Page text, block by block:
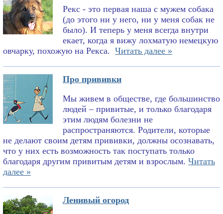
Рекс - это первая наша с мужем собака
(до этого ни у него, ни у меня собак не
было). И теперь у меня всегда внутри
екает, когда я вижу лохматую немецкую
овчарку, похожую на Рекса. Читать далее »
Про прививки
Мы живем в обществе, где большинство
людей – привитые, и только благодаря
этим людям болезни не
распространяются. Родители, которые
не делают своим детям прививки, должны осознавать,
что у них есть возможность так поступать только
благодаря другим привитым детям и взрослым. Читать
далее »
Ленивый огород